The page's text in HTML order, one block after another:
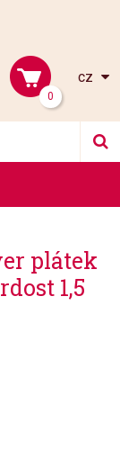
0
cz
plátek
1,5